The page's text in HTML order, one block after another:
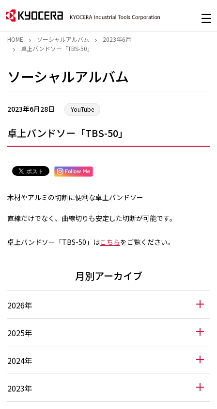
HOME ソーシャルアルバム
2023年6月
卓上バンドソー「TBS-50」
ソーシャルアルバム
2023年6月28日 YouTube
卓上バンドソー「TBS-50」
木材やアルミの切断に便利な卓上バンドソー
直線だけでなく、曲線切りも安定した切断が可能です。
卓上バンドソー「TBS-50」はこちらをご覧ください。
月別アーカイブ
2026年
2025年
2024年
2023年